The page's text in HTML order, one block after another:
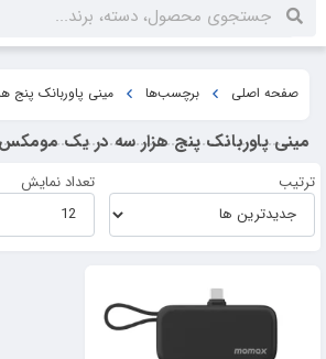
صفحه اصلی برچسب‌ها مینی پاوربانک پنج
مینی پاوربانک پنج هزار سه در یک مومکس
ترتیب تعداد نمایش